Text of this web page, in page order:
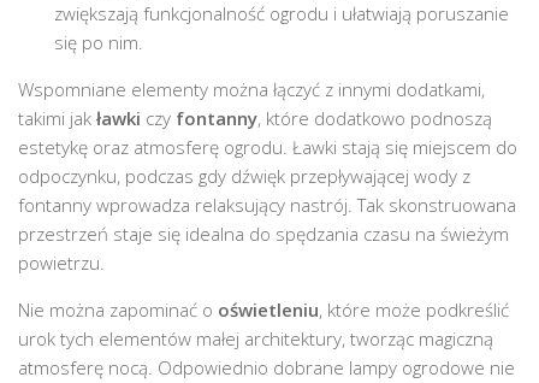
zwiększają funkcjonalność ogrodu i ułatwiają poruszanie
się po nim.
Wspomniane elementy można łączyć z innymi dodatkami,
takimi jak ławki czy fontanny, które dodatkowo podnoszą
estetykę oraz atmosferę ogrodu. Ławki stają się miejscem do
odpoczynku, podczas gdy dźwięk przepływającej wody z
fontanny wprowadza relaksujący nastrój. Tak skonstruowana
przestrzeń staje się idealna do spędzania czasu na świeżym
powietrzu.
Nie można zapominać o oświetleniu, które może podkreślić
urok tych elementów małej architektury, tworząc magiczną
atmosferę nocą. Odpowiednio dobrane lampy ogrodowe nie